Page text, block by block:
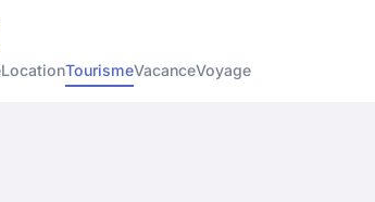
LocationTourismeVacanceVoyage